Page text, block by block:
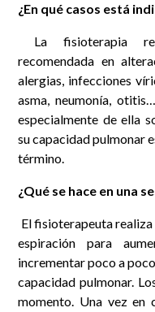
¿En qué casos está
La fisioterapia
recomendada en
alergias, infecciones
asma, neumonía,
especialmente de ella
su capacidad pulmonar
término.
¿Qué se hace en una
El fisioterapeuta
espiración para
incrementar poco a
capacidad pulmonar.
momento. Una vez en